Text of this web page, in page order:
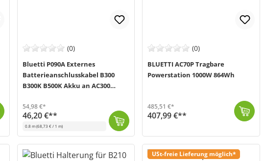
(0)
Bluetti P090A Externes
Batterieanschlusskabel B300
B300K B500K Akku an AC300
54,98 €*
46,20 €**
0.8 m(68,73 € / 1 m)
(0)
BLUETTI AC70P Tragbare
Powerstation 1000W 864Wh
485,51 €*
407,99 €**
USt-freie Lieferung möglich*